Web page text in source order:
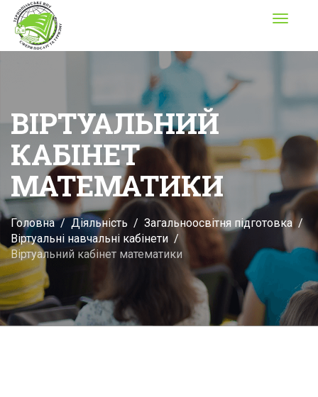
Toggle
ВІРТУАЛЬНИЙ
КАБІНЕТ
МАТЕМАТИКИ
Головна Діяльність
Загальноосвітня підготовка
Віртуальні навчальні кабінети
Віртуальний кабінет математики